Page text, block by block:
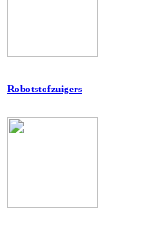
Robotstofzuigers